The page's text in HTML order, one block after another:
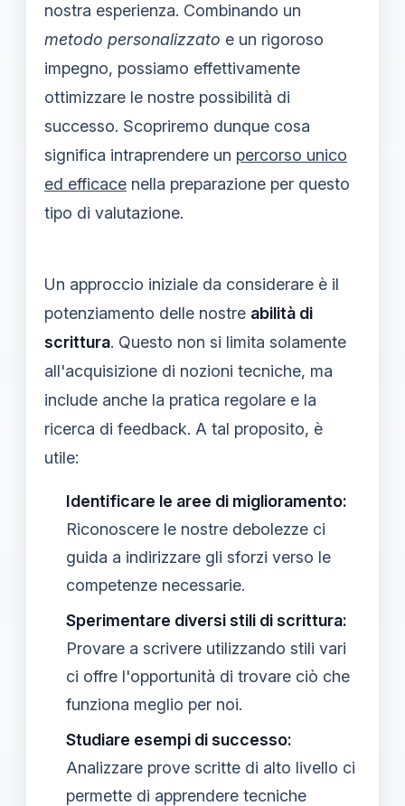
nostra esperienza. Combinando un
metodo personalizzato e un rigoroso
impegno, possiamo effettivamente
ottimizzare le nostre possibilità di
successo. Scopriremo dunque cosa
significa intraprendere un percorso unico
ed efficace nella preparazione per questo
tipo di valutazione.
Un approccio iniziale da considerare è il
potenziamento delle nostre abilità di
scrittura. Questo non si limita solamente
all'acquisizione di nozioni tecniche, ma
include anche la pratica regolare e la
ricerca di feedback. A tal proposito, è
utile:
Identificare le aree di miglioramento:
Riconoscere le nostre debolezze ci
guida a indirizzare gli sforzi verso le
competenze necessarie.
Sperimentare diversi stili di scrittura:
Provare a scrivere utilizzando stili vari
ci offre l'opportunità di trovare ciò che
funziona meglio per noi.
Studiare esempi di successo:
Analizzare prove scritte di alto livello ci
permette di apprendere tecniche